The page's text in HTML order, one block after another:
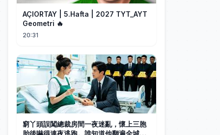
AÇIORTAY | 5.Hafta | 2027 TYT_AYT
Geometri 🔥
20:31
窮丫頭誤闖總裁房間一夜迷亂，懷上三胞
胎後嚇得連夜逃跑。誰知道他翻遍全城找